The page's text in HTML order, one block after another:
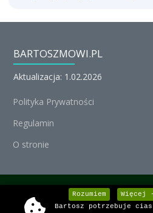
BARTOSZMOWI.PL
Aktualizacja: 1.02.2026
Polityka Prywatności
Regulamin
O stronie
© Michał Nedoszytko 2026,
Rozumiem
Więcej
Bartosz potrzebuje